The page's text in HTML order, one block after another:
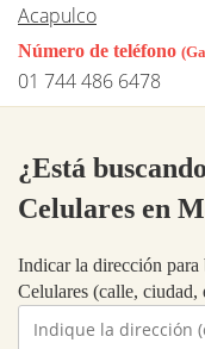
Acapulco
Número de teléfono
01 744 486 6478
¿Está
Celulares en
Indicar la dirección para
Celulares (calle, ciudad,